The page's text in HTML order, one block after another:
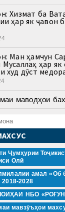
Хизмат ба
ҳар як ҷавон
Ман ҳамчун
ҳар як
худ дӯст
маводҳои
Ҷумҳурии
Олӣ
амал «Об
2018-2028
НБО
мавзӯъҳои